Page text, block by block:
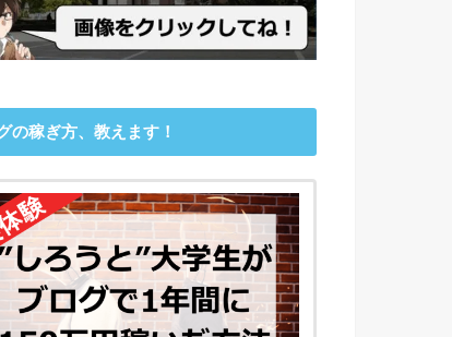
の稼ぎ方、教えます！